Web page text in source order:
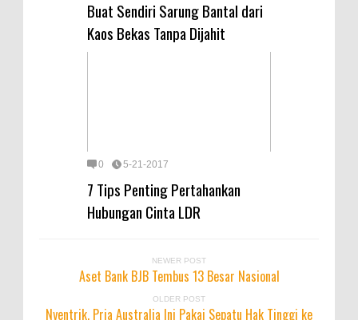
Buat Sendiri Sarung Bantal dari
Kaos Bekas Tanpa Dijahit
0 5-21-2017
7 Tips Penting Pertahankan
Hubungan Cinta LDR
NEWER POST
Aset Bank BJB Tembus 13 Besar Nasional
OLDER POST
Nyentrik, Pria Australia Ini Pakai Sepatu Hak Tinggi ke